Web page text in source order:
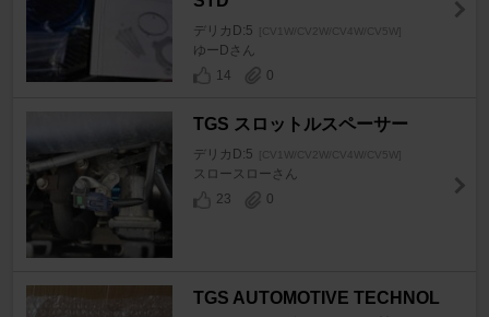
デリカD:5 [CV1W/CV2W/CV4W/CV5W]
ゆーDさん
14
0
TGS スロットルスペーサー
デリカD:5 [CV1W/CV2W/CV4W/CV5W]
スロースローさん
23
0
TGS AUTOMOTIVE TECHNOL